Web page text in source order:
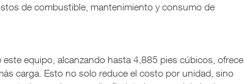
de combustible, mantenimiento y consumo de
equipo, alcanzando hasta 4,885 pies cúbicos, ofrece
carga. Esto no solo reduce el costo por unidad, sino